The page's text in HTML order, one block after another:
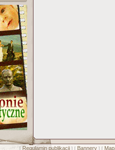
[ Regulamin publikacji] [ Bannery] [